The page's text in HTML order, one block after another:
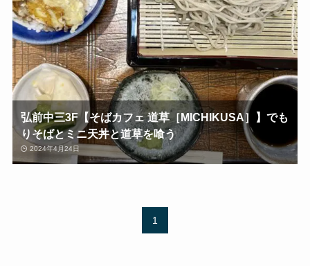
弘前中三3F【そばカフェ 道草［MICHIKUSA］】でも
りそばとミニ天丼と道草を喰う
2024年4月24日
1